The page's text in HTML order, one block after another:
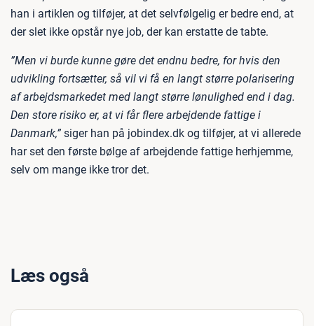
han i artiklen og tilføjer, at det selvfølgelig er bedre end, at
der slet ikke opstår nye job, der kan erstatte de tabte.
”Men vi burde kunne gøre det endnu bedre, for hvis den
udvikling fortsætter, så vil vi få en langt større polarisering
af arbejdsmarkedet med langt større lønulighed end i dag.
Den store risiko er, at vi får flere arbejdende fattige i
Danmark,” siger han på jobindex.dk og tilføjer, at vi allerede
har set den første bølge af arbejdende fattige herhjemme,
selv om mange ikke tror det.
Læs også